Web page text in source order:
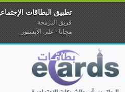
تطبيق البطاقات
فريق البرمجة
مجانا - على الآبستور